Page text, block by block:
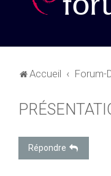
Accueil Forum-
Répondre